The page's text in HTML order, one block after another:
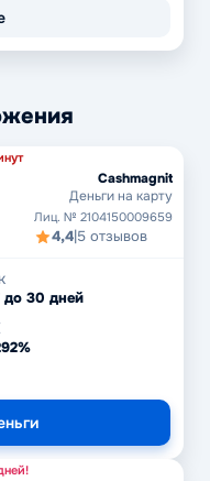
Cashmagnit
Деньги на карту
Лиц. № 2104150009659
4,4|5 отзывов
до 30 дней